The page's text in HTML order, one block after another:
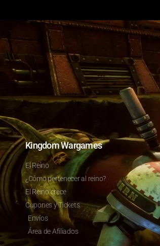
Kingdom Wargames
El Reino
¿Cómo pertenecer al reino?
El Reino crece
Cupones y Tickets
Envíos
Área de Afiliados